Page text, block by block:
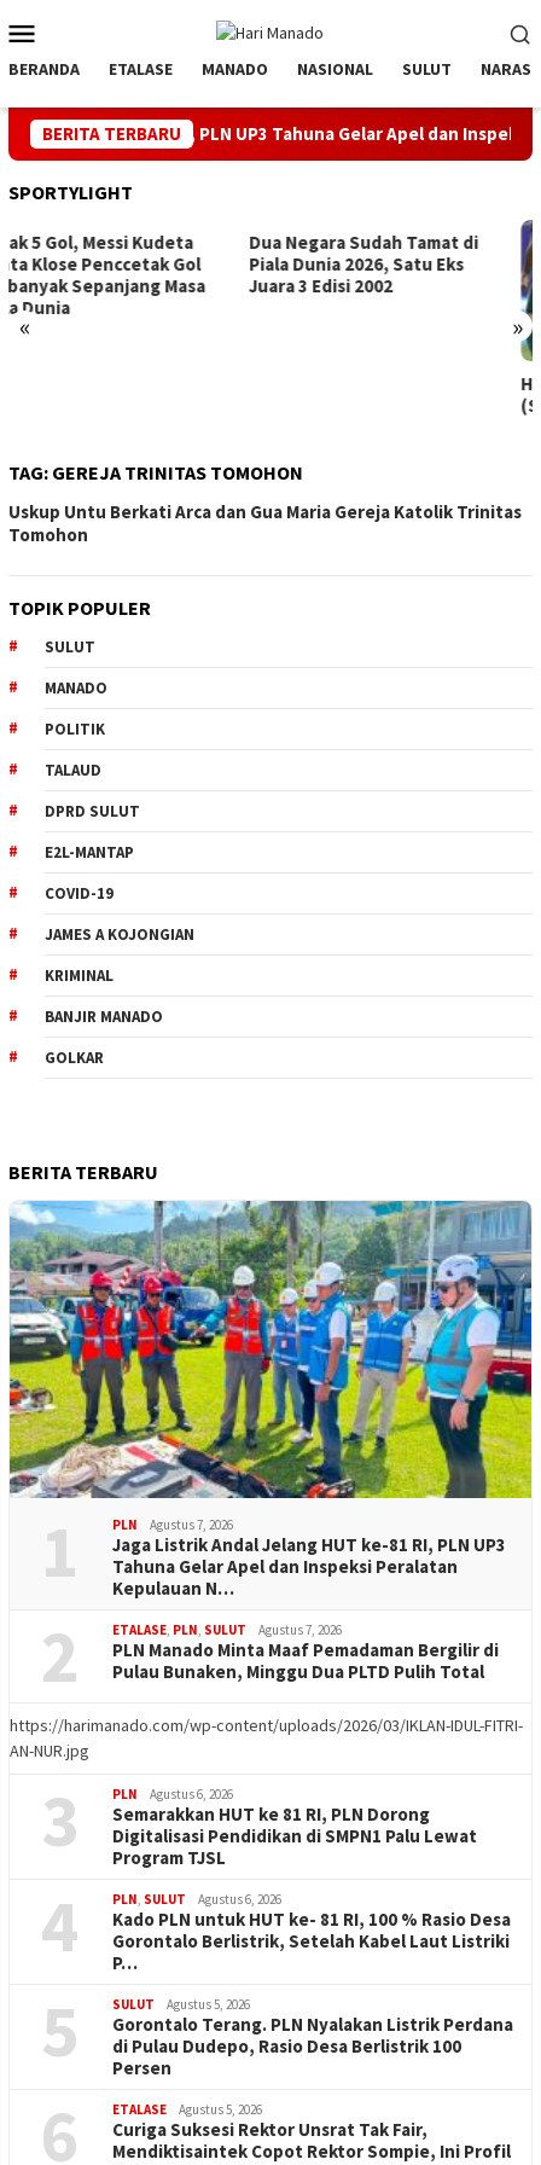
ke
kontenMobile
BERANDA ETALASE MANADO NASIONAL SULUT NARASI
BERITA TERBARU
HUT ke-81 RI, PLN UP3 Tahuna Gelar Apel dan Inspeksi
SPORTYLIGHT
« »
Dua Negara Sudah Tamat di
Piala Dunia 2026, Satu Eks
Juara 3 Edisi 2002
TAG: GEREJA TRINITAS TOMOHON
Uskup Untu Berkati Arca dan Gua Maria Gereja Katolik Trinitas
Tomohon
TOPIK POPULER
SULUT
MANADO
POLITIK
TALAUD
DPRD SULUT
E2L-MANTAP
COVID-19
JAMES A KOJONGIAN
KRIMINAL
BANJIR MANADO
GOLKAR
BERITA TERBARU
1 PLN Agustus 7, 2026
Jaga Listrik Andal Jelang HUT ke-81 RI, PLN UP3
Tahuna Gelar Apel dan Inspeksi Peralatan
Kepulauan N…
2 ETALASE, PLN, SULUT Agustus 7, 2026
PLN Manado Minta Maaf Pemadaman Bergilir di
Pulau Bunaken, Minggu Dua PLTD Pulih Total
https://harimanado.com/wp-content/uploads/2026/03/IKLAN-IDUL-FITRI-
AN-NUR.jpg
3 PLN Agustus 6, 2026
Semarakkan HUT ke 81 RI, PLN Dorong
Digitalisasi Pendidikan di SMPN1 Palu Lewat
Program TJSL
4 PLN, SULUT Agustus 6, 2026
Kado PLN untuk HUT ke- 81 RI, 100 % Rasio Desa
Gorontalo Berlistrik, Setelah Kabel Laut Listriki
P…
5 SULUT Agustus 5, 2026
Gorontalo Terang. PLN Nyalakan Listrik Perdana
di Pulau Dudepo, Rasio Desa Berlistrik 100
Persen
6 ETALASE Agustus 5, 2026
Curiga Suksesi Rektor Unsrat Tak Fair,
Mendiktisaintek Copot Rektor Sompie, Ini Profil